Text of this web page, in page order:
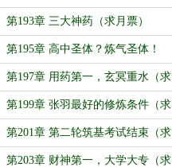
第193章 三大神药（求月票）
第195章 高中圣体？炼气圣体！
（求月票）
第197章 用药第一，玄冥重水（求
月票）
第199章 张羽最好的修炼条件（求
月票）
第201章 第二轮筑基考试结束（求
月票）
第203章 财神第一，大学大专（求